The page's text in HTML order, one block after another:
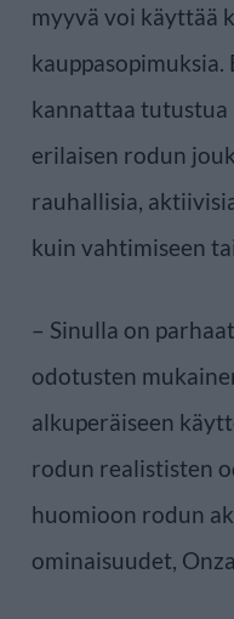
myyvä voi käyttää
kannattaa
erilaisen rodun
rauhallisia,
kuin vahtimiseen
– Sinulla on
odotusten
alkuperäiseen
rodun realististen
huomioon rodun
ominaisuudet,